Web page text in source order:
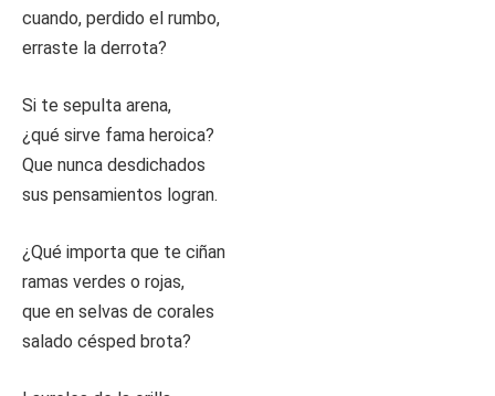
cuando, perdido el rumbo,
erraste la derrota?
Si te sepulta arena,
¿qué sirve fama heroica?
Que nunca desdichados
sus pensamientos logran.
¿Qué importa que te ciñan
ramas verdes o rojas,
que en selvas de corales
salado césped brota?